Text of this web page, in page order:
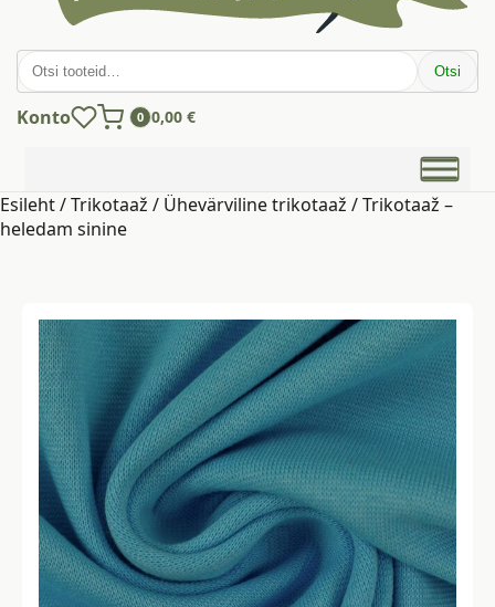
Otsi: Otsi
Konto 0 0,00 €
Esileht/Trikotaaž / Ühevärviline trikotaaž / Trikotaaž –
heledam sinine